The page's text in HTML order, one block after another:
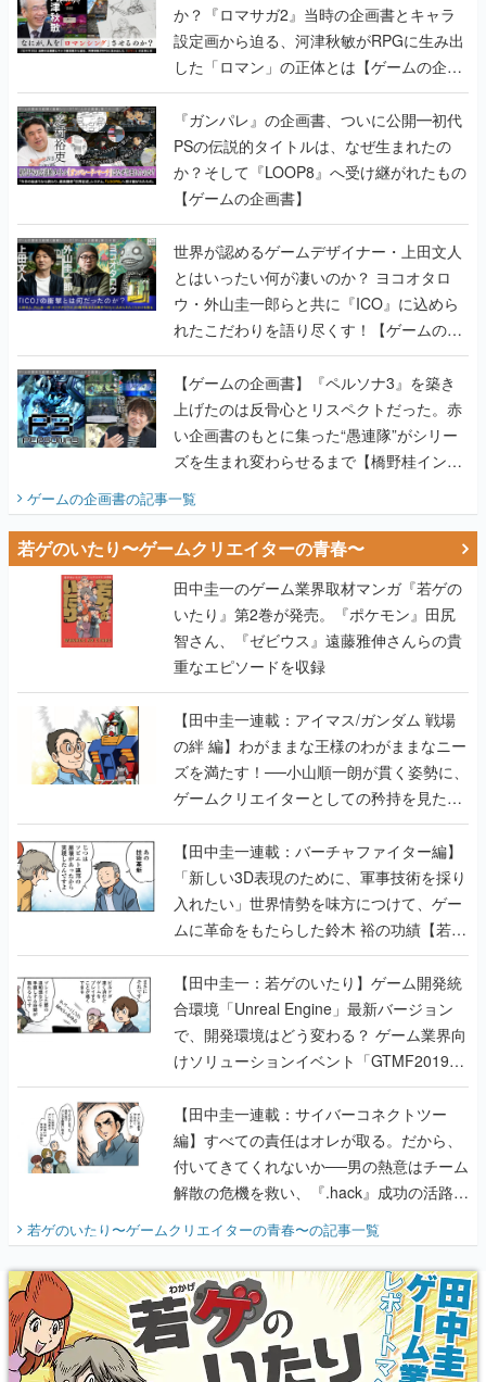
か？『ロマサガ2』当時の企画書とキャラ
設定画から迫る、河津秋敏がRPGに生み出
した「ロマン」の正体とは【ゲームの企画
書】
『ガンパレ』の企画書、ついに公開━初代
PSの伝説的タイトルは、なぜ生まれたの
か？そして『LOOP8』へ受け継がれたもの
【ゲームの企画書】
世界が認めるゲームデザイナー・上田文人
とはいったい何が凄いのか？ ヨコオタロ
ウ・外山圭一郎らと共に『ICO』に込めら
れたこだわりを語り尽くす！【ゲームの企
画書】
【ゲームの企画書】『ペルソナ3』を築き
上げたのは反骨心とリスペクトだった。赤
い企画書のもとに集った“愚連隊”がシリー
ズを生まれ変わらせるまで【橋野桂インタ
ゲームの企画書の記事一覧
若ゲのいたり〜ゲームクリエイターの青春〜
田中圭一のゲーム業界取材マンガ『若ゲの
いたり』第2巻が発売。『ポケモン』田尻
智さん、『ゼビウス』遠藤雅伸さんらの貴
重なエピソードを収録
【田中圭一連載：アイマス/ガンダム 戦場
の絆 編】わがままな王様のわがままなニー
ズを満たす！──小山順一朗が貫く姿勢に、
ゲームクリエイターとしての矜持を見た
【若ゲのいたり最終回】
【田中圭一連載：バーチャファイター編】
「新しい3D表現のために、軍事技術を採り
入れたい」世界情勢を味方につけて、ゲー
ムに革命をもたらした鈴木 裕の功績【若ゲ
のいたり】
【田中圭一：若ゲのいたり】ゲーム開発統
合環境「Unreal Engine」最新バージョン
で、開発環境はどう変わる？ ゲーム業界向
けソリューションイベント「GTMF2019」
に行って、より理解を深めよう【PR】
【田中圭一連載：サイバーコネクトツー
編】すべての責任はオレが取る。だから、
付いてきてくれないか──男の熱意はチーム
解散の危機を救い、『.hack』成功の活路を
『少年ジャンプ』色だった【若ゲのいた
り】
若ゲのいたり〜ゲームクリエイターの青春〜の記事一覧